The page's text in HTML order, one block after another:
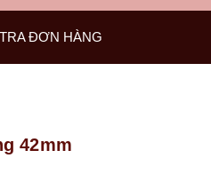
ĐƠN HÀNG
42mm